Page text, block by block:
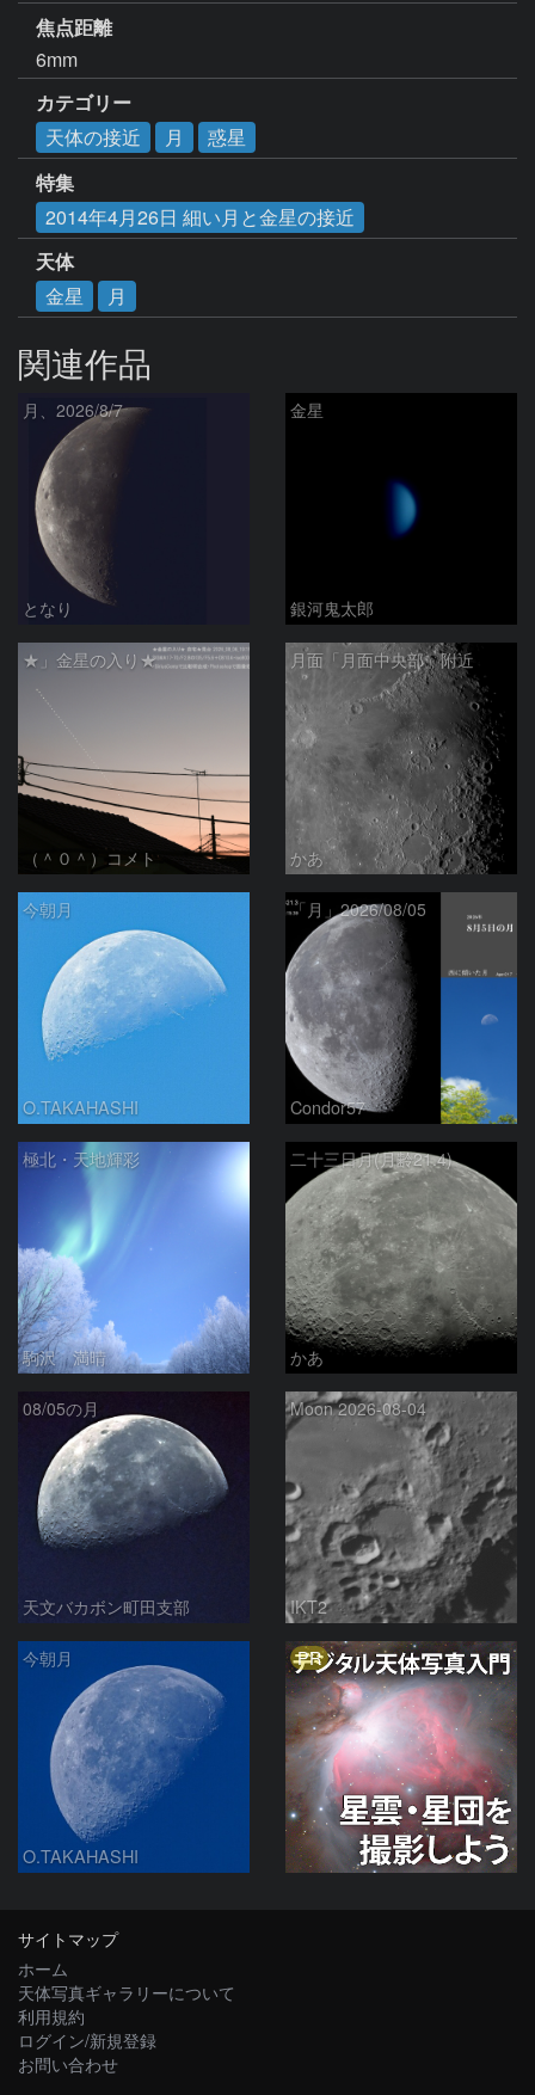
焦点距離
6mm
カテゴリー
天体の接近
月
惑星
特集
2014年4月26日 細い月と金星の接近
天体
金星
月
関連作品
月、2026/8/7
となり
金星
銀河鬼太郎
★」金星の入り★
（＾０＾）コメト
月面「月面中央部」附近
かあ
今朝月
O.TAKAHASHI
「月」2026/08/05
Condor57
極北・天地輝彩
駒沢 満晴
二十三日月(月齢21.4)
かあ
08/05の月
天文バカボン町田支部
Moon 2026-08-04
IKT2
今朝月
O.TAKAHASHI
PR
サイトマップ
ホーム
天体写真ギャラリーについて
利用規約
ログイン/新規登録
お問い合わせ